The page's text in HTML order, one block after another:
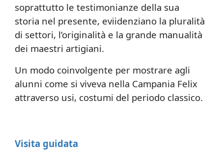
soprattutto le testimonianze della sua
storia nel presente, eviidenziano la pluralità
di settori, l’originalità e la grande manualità
dei maestri artigiani.
Un modo coinvolgente per mostrare agli
alunni come si viveva nella Campania Felix
attraverso usi, costumi del periodo classico.
Visita guidata